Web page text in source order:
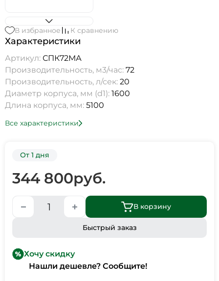
В избранное К сравнению
Характеристики
Артикул: СПК72МА
Производительность, м3/час: 72
Производительность, л/сек: 20
Диаметр корпуса, мм (d1): 1600
Длина корпуса, мм: 5100
Все характеристики
От 1 дня
344 800руб.
В корзину
Быстрый заказ
Хочу скидку
Нашли дешевле? Сообщите!